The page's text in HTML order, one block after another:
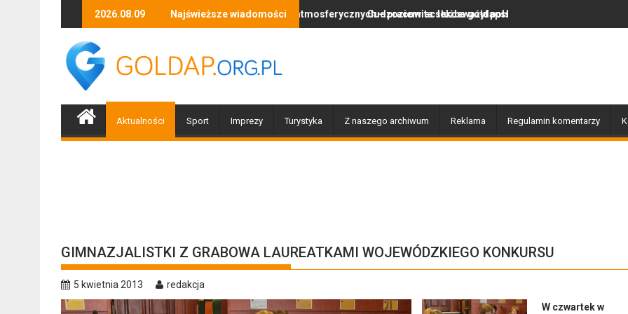
2026.08.09 Najświeższe wiadomości
Skutki silnego wiatru i opadów atmosferycznych – pracowita służba gołdapskich strażaków
Cudzoziemiec lekceważył polskie prawo, więc wrócił do swojego kraju
Za nami wyjątkowy dzień pełen
Aktualności Sport Imprezy Turystyka Z naszego archiwum Reklama Regulamin komentarzy
GIMNAZJALISTKI Z GRABOWA LAUREATKAMI WOJEWÓDZKIEGO KONKURSU
5 kwietnia 2013
redakcja
W czwartek w